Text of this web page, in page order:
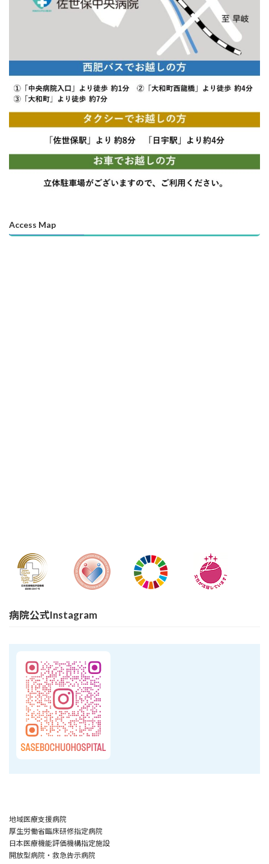
Access Map
病院公式Instagram
地域医療支援病院
厚生労働省臨床研修指定病院
日本医療機能評価機構指定施設
開放型病院・救急告示病院